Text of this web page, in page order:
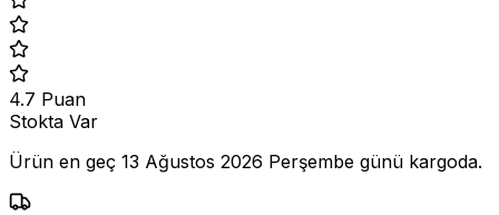
4.7 Puan
Stokta Var
Ürün en geç 13 Ağustos 2026 Perşembe günü kargoda.